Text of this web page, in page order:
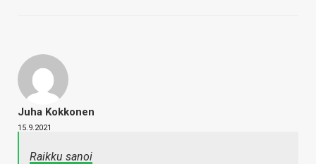
Juha Kokkonen
15.9.2021
Raikku sanoi